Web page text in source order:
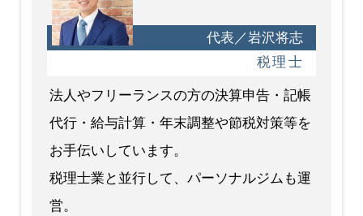
代表／岩沢将志
税理士
法人やフリーランスの方の決算申告・記帳
代行・給与計算・年末調整や節税対策等を
お手伝いしています。
税理士業と並行して、パーソナルジムも運
営。